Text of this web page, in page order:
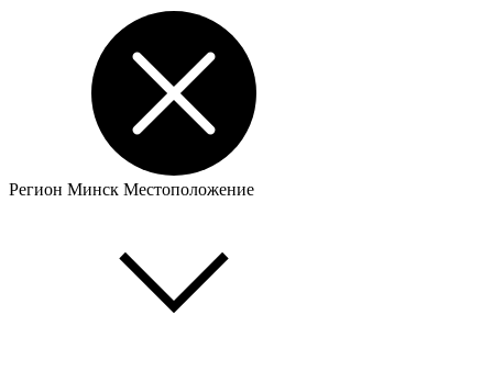
Регион Минск Местоположение